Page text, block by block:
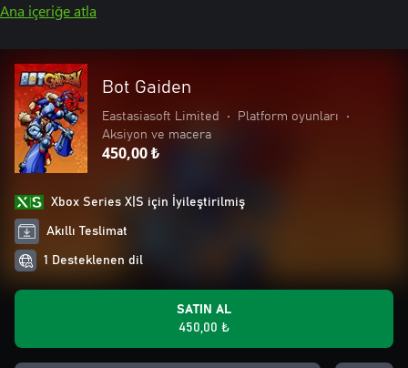
Ana içeriğe atla
Bot Gaiden
Eastasiasoft Limited • Platform oyunları
•
Aksiyon ve macera
450,00 ₺
Xbox Series X|S için İyileştirilmiş
Akıllı Teslimat
1 Desteklenen dil
SATIN AL
450,00 ₺